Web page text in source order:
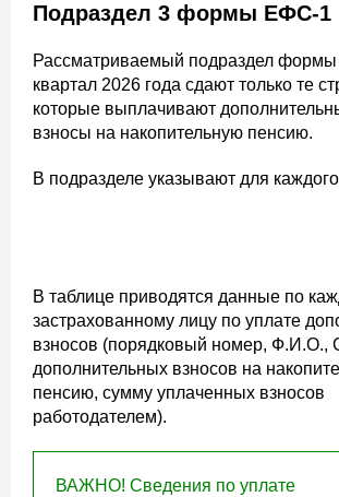
Подраздел 3 формы ЕФС-1
Рассматриваемый подраздел
квартал 2026 года сдают только те
которые выплачивают
взносы на накопительную пенсию.
В подразделе указывают для
В таблице приводятся данные по
застрахованному лицу по уплате
взносов (порядковый номер,
дополнительных взносов на
пенсию, сумму уплаченных взносов
работодателем).
ВАЖНО! Сведения по уплате